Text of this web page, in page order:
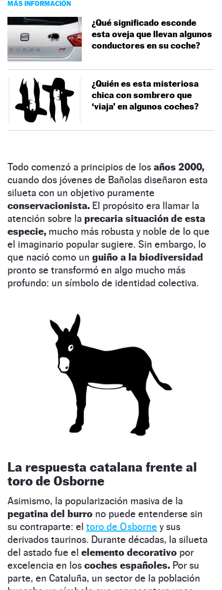
MÁS INFORMACIÓN
¿Qué significado esconde
esta oveja que llevan algunos
conductores en su coche?
¿Quién es esta misteriosa
chica con sombrero que
‘viaja’ en algunos coches?
Todo comenzó a principios de los años 2000,
cuando dos jóvenes de Bañolas diseñaron esta
silueta con un objetivo puramente
conservacionista. El propósito era llamar la
atención sobre la precaria situación de esta
especie, mucho más robusta y noble de lo que
el imaginario popular sugiere. Sin embargo, lo
que nació como un guiño a la biodiversidad
pronto se transformó en algo mucho más
profundo: un símbolo de identidad colectiva.
La respuesta catalana frente al
toro de Osborne
Asimismo, la popularización masiva de la
pegatina del burro no puede entenderse sin
su contraparte: el toro de Osborne y sus
derivados taurinos. Durante décadas, la silueta
del astado fue el elemento decorativo por
excelencia en los coches españoles. Por su
parte, en Cataluña, un sector de la población